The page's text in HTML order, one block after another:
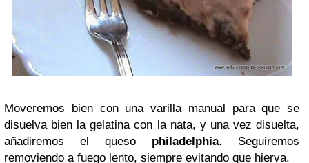
Moveremos bien con una varilla manual para que se
disuelva bien la gelatina con la nata, y una vez disuelta,
añadiremos el queso philadelphia. Seguiremos
removiendo a fuego lento, siempre evitando que hierva.